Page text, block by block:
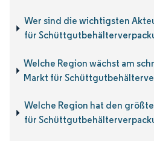
Wer sind die wichtigsten
für
Welche Region wächst am
Markt für
Welche Region hat den
für